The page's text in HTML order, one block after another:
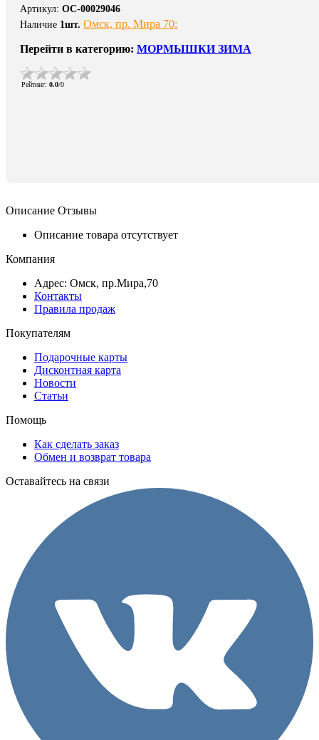
Артикул: ОС-00029046
Наличие 1 шт. Омск, пр. Мира 70:
Перейти в категорию: МОРМЫШКИ ЗИМА
Рейтинг: 0.0/0
Описание Отзывы
Описание товара отсутствует
Компания
Адрес: Омск, пр.Мира,70
Контакты
Правила продаж
Покупателям
Подарочные карты
Дисконтная карта
Новости
Статьи
Помощь
Как сделать заказ
Обмен и возврат товара
Оставайтесь на связи